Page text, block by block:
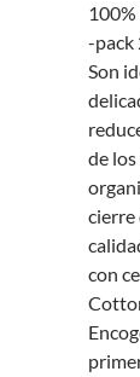
-pack
Son
de
cierre
con